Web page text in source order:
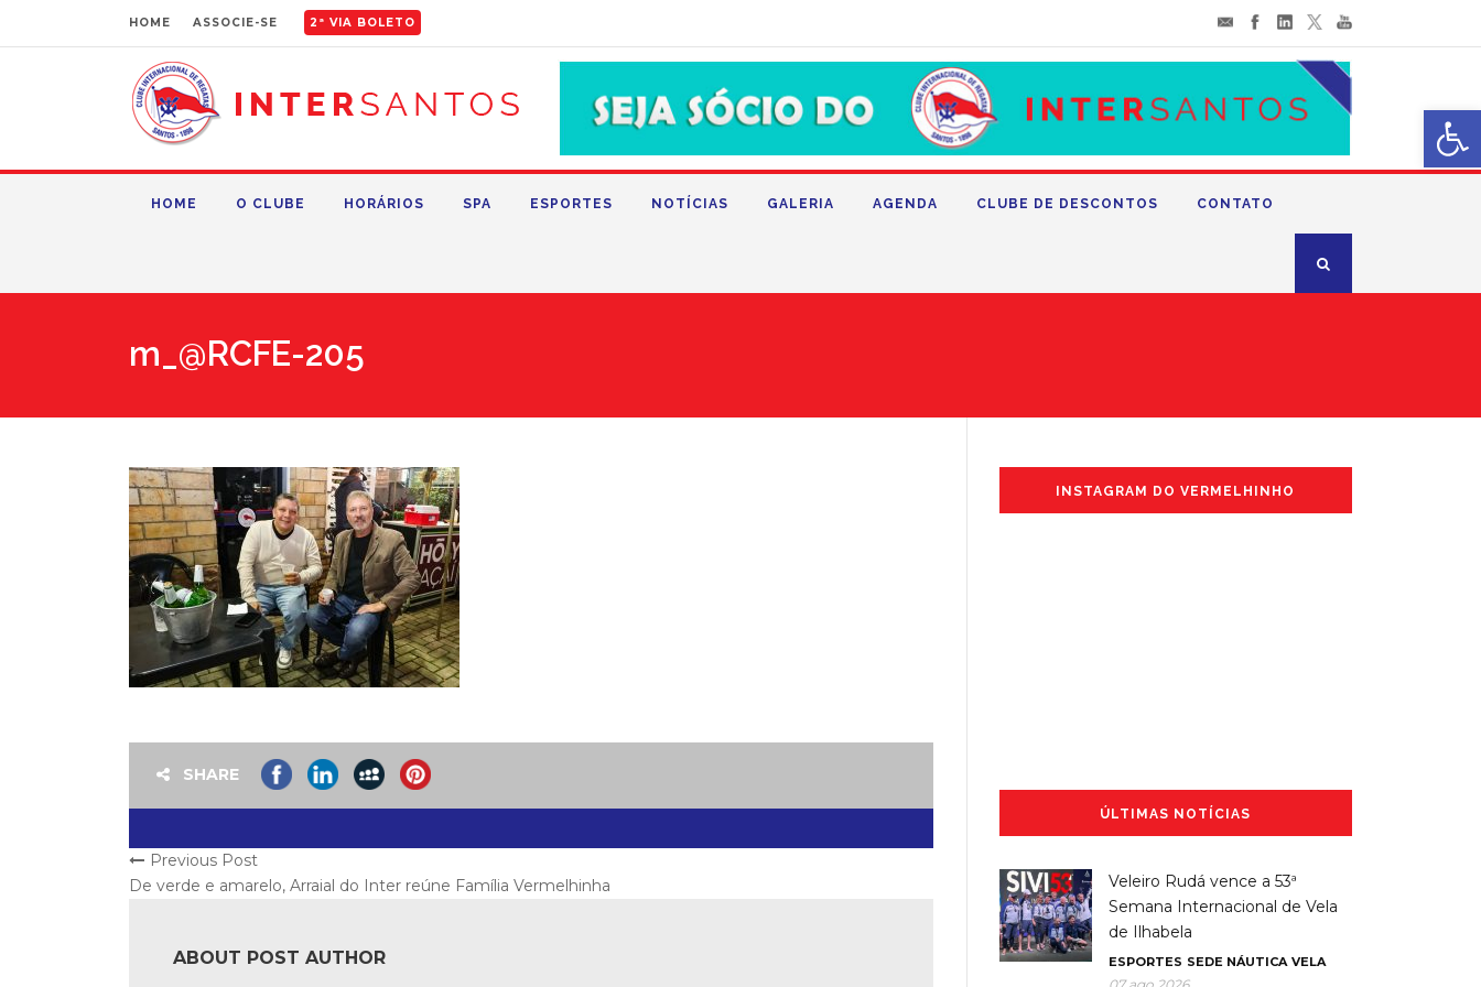
HOME ASSOCIE-SE 2ª VIA BOLETO
HOME O CLUBE HORÁRIOS SPA ESPORTES NOTÍCIAS GALERIA AGENDA CLUBE DE DESCONTOS CONTATO
m_@RCFE-205
SHARE
Previous Post
De verde e amarelo, Arraial do Inter reúne Família Vermelhinha
ABOUT POST AUTHOR
INSTAGRAM DO VERMELHINHO
ÚLTIMAS NOTÍCIAS
Veleiro Rudá vence a 53ª
Semana Internacional de Vela
de Ilhabela
ESPORTES SEDE NÁUTICA VELA
Abrir